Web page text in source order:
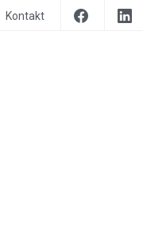
Kontakt